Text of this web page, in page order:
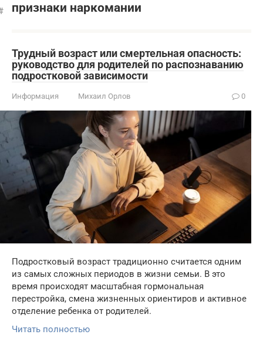
признаки наркомании
Трудный возраст или смертельная опасность:
руководство для родителей по распознаванию
подростковой зависимости
Информация Михаил Орлов 0
Подростковый возраст традиционно считается одним
из самых сложных периодов в жизни семьи. В это
время происходят масштабная гормональная
перестройка, смена жизненных ориентиров и активное
отделение ребенка от родителей.
Читать полностью